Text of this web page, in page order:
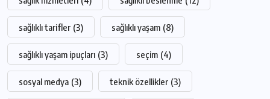
sağlıklı tarifler (3) sağlıklı yaşam (8)
sağlıklı yaşam ipuçları (3) seçim (4)
sosyal medya (3) teknik özellikler (3)